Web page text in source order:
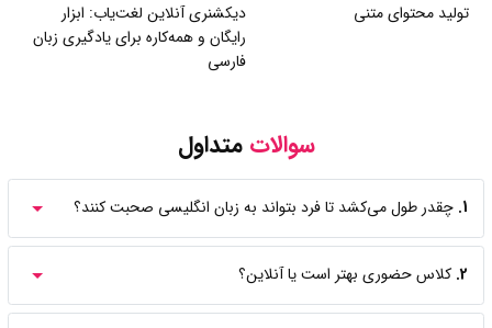
تولید محتوای متنی
دیکشنری آنلاین لغت‌یاب: ابزار
رایگان و همه‌کاره برای یادگیری زبان
فارسی
سوالاتمتداول
1. چقدر طول می‌کشد تا فرد بتواند به زبان انگلیسی صحبت کنند؟
2. کلاس حضوری بهتر است یا آنلاین؟